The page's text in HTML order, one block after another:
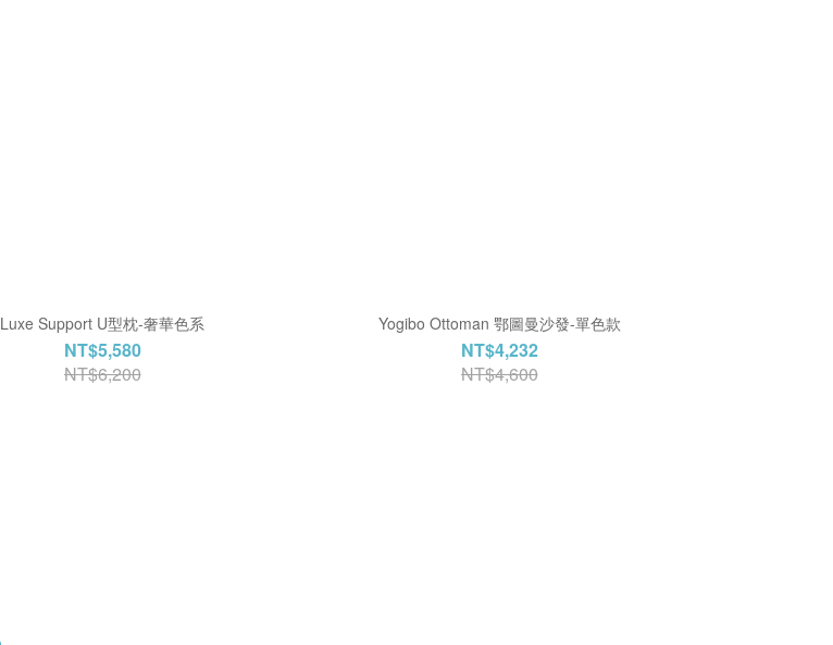
Luxe Support U型枕-奢華色系
NT$5,580
NT$6,200
Yogibo Ottoman 鄂圖曼沙發-單色款
NT$4,232
NT$4,600